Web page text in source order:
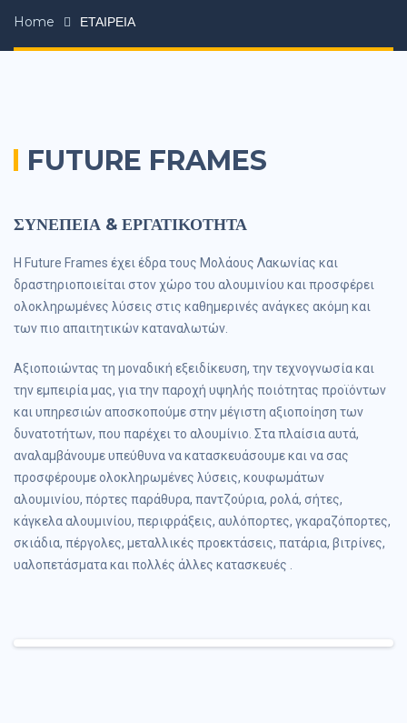
Home ΕΤΑΙΡΕΙΑ
FUTURE FRAMES
ΣΥΝΕΠΕΙΑ & ΕΡΓΑΤΙΚΟΤΗΤΑ
Η Future Frames έχει έδρα τους Μολάους Λακωνίας και
δραστηριοποιείται στον χώρο του αλουμινίου και προσφέρει
ολοκληρωμένες λύσεις στις καθημερινές ανάγκες ακόμη και
των πιο απαιτητικών καταναλωτών.
Αξιοποιώντας τη μοναδική εξειδίκευση, την τεχνογνωσία και
την εμπειρία μας, για την παροχή υψηλής ποιότητας προϊόντων
και υπηρεσιών αποσκοπούμε στην μέγιστη αξιοποίηση των
δυνατοτήτων, που παρέχει το αλουμίνιο. Στα πλαίσια αυτά,
αναλαμβάνουμε υπεύθυνα να κατασκευάσουμε και να σας
προσφέρουμε ολοκληρωμένες λύσεις, κουφωμάτων
αλουμινίου, πόρτες παράθυρα, παντζούρια, ρολά, σήτες,
κάγκελα αλουμινίου, περιφράξεις, αυλόπορτες, γκαραζόπορτες,
σκιάδια, πέργολες, μεταλλικές προεκτάσεις, πατάρια, βιτρίνες,
υαλοπετάσματα και πολλές άλλες κατασκευές .